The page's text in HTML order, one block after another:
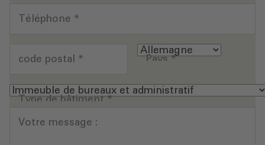
Téléphone *
code postal * Pays*
Type de bâtiment*
Votre message :